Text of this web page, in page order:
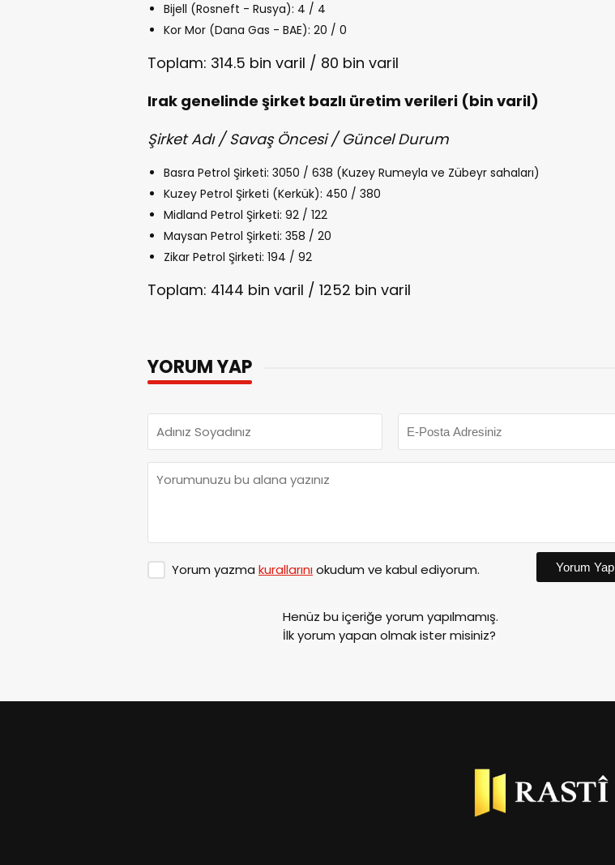
Bijell (Rosneft - Rusya): 4 / 4
Kor Mor (Dana Gas - BAE): 20 / 0
Toplam: 314.5 bin varil / 80 bin varil
Irak genelinde şirket bazlı üretim verileri (bin varil)
Şirket Adı / Savaş Öncesi / Güncel Durum
Basra Petrol Şirketi: 3050 / 638 (Kuzey Rumeyla ve Zübeyr sahaları)
Kuzey Petrol Şirketi (Kerkük): 450 / 380
Midland Petrol Şirketi: 92 / 122
Maysan Petrol Şirketi: 358 / 20
Zikar Petrol Şirketi: 194 / 92
Toplam: 4144 bin varil / 1252 bin varil
YORUM YAP
Yorum yazma kurallarınıokudum ve kabul ediyorum. Yorum Yap
Henüz bu içeriğe yorum yapılmamış.
İlk yorum yapan olmak ister misiniz?